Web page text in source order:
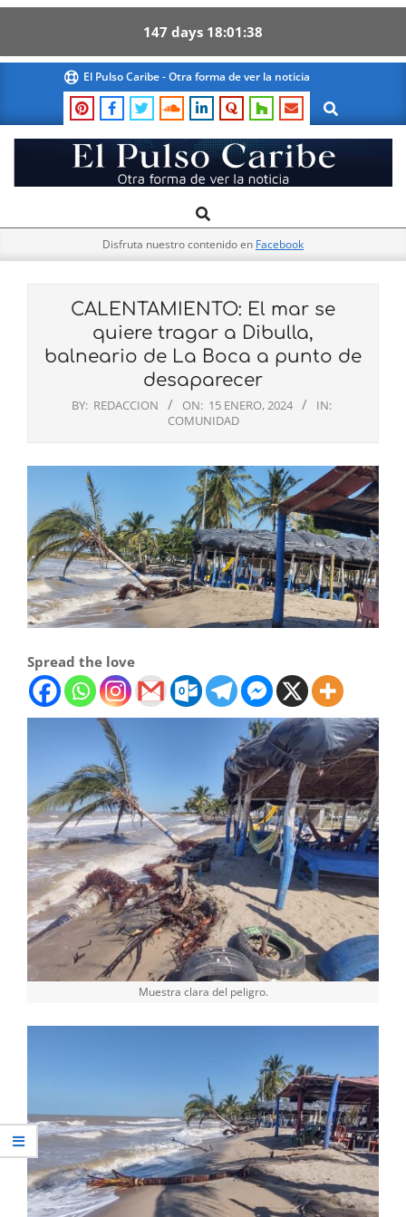
147 days 18 01 37
content
El Pulso Caribe - Otra forma de ver la noticia
Search
El
Pulso
Navigation
Search
Disfruta nuestro contenido en Facebook
CALENTAMIENTO: El mar se
quiere tragar a Dibulla,
balneario de La Boca a punto de
desaparecer
BY: REDACCION ON: 15 ENERO, 2024
IN:
COMUNIDAD
Spread the love
Muestra clara del peligro.